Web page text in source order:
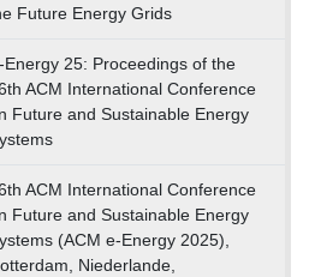
Future Energy Grids
Energy 25: Proceedings of the
ACM International Conference
Future and Sustainable Energy
ACM International Conference
Future and Sustainable Energy
(ACM e-Energy 2025),
Niederlande,